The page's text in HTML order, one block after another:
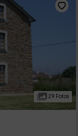
29 Fotos